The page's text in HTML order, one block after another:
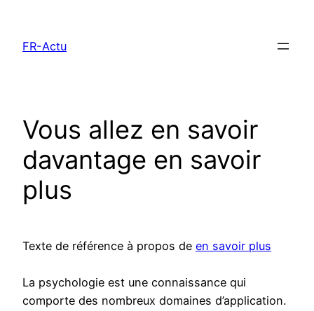
contenu
FR-Actu
Vous allez en savoir
davantage en savoir
plus
Texte de référence à propos de en savoir plus
La psychologie est une connaissance qui
comporte des nombreux domaines d’application.